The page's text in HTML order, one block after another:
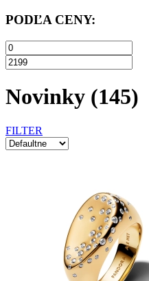
PODĽA CENY:
Novinky (145)
FILTER